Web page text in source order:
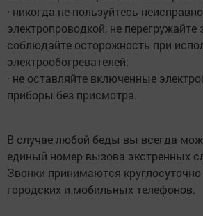
· никогда не пользуйтесь
электропроводкой, не перегружайте
соблюдайте осторожность при
электрообогревателей;
· не оставляйте включенные
приборы без присмотра.
В случае любой беды вы всегда
единый номер вызова экстренных
Звонки принимаются
городских и мобильных телефонов.